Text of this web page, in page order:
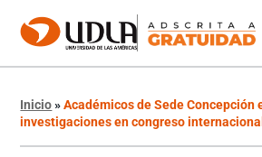
Inicio»Académicos de Sede Concepción
investigaciones en congreso